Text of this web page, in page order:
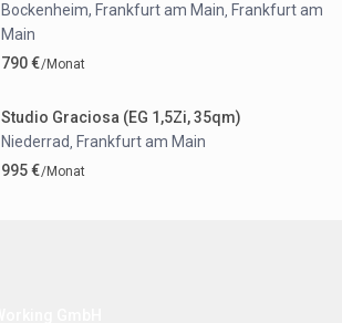
Bockenheim, Frankfurt am Main, Frankfurt am
Main
790 €/Monat
Studio Graciosa (EG 1,5Zi, 35qm)
Niederrad Frankfurt am Main
995 €/Monat